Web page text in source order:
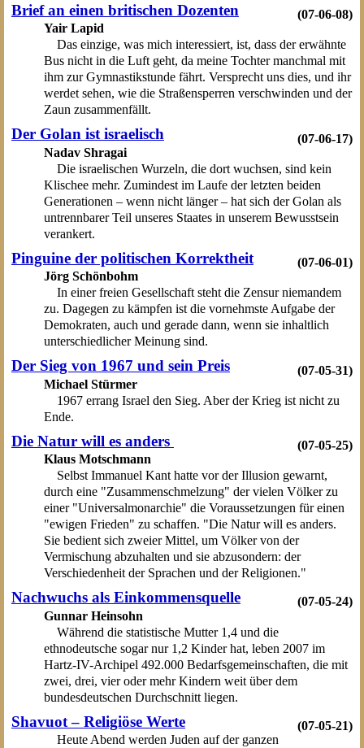
(07-06-08)
Brief an einen britischen Dozenten
Yair Lapid
Das einzige, was mich interessiert, ist, dass der erwähnte
Bus nicht in die Luft geht, da meine Tochter manchmal mit
ihm zur Gymnastikstunde fährt. Versprecht uns dies, und ihr
werdet sehen, wie die Straßensperren verschwinden und der
Zaun zusammenfällt.
(07-06-17)
Der Golan ist israelisch
Nadav Shragai
Die israelischen Wurzeln, die dort wuchsen, sind kein
Klischee mehr. Zumindest im Laufe der letzten beiden
Generationen – wenn nicht länger – hat sich der Golan als
untrennbarer Teil unseres Staates in unserem Bewusstsein
verankert.
(07-06-01)
Pinguine der politischen Korrektheit
Jörg Schönbohm
In einer freien Gesellschaft steht die Zensur niemandem
zu. Dagegen zu kämpfen ist die vornehmste Aufgabe der
Demokraten, auch und gerade dann, wenn sie inhaltlich
unterschiedlicher Meinung sind.
(07-05-31)
Der Sieg von 1967 und sein Preis
Michael Stürmer
1967 errang Israel den Sieg. Aber der Krieg ist nicht zu
Ende.
(07-05-25)
Die Natur will es anders
Klaus Motschmann
Selbst Immanuel Kant hatte vor der Illusion gewarnt,
durch eine "Zusammenschmelzung" der vielen Völker zu
einer "Universalmonarchie" die Voraussetzungen für einen
"ewigen Frieden" zu schaffen. "Die Natur will es anders.
Sie bedient sich zweier Mittel, um Völker von der
Vermischung abzuhalten und sie abzusondern: der
Verschiedenheit der Sprachen und der Religionen."
(07-05-24)
Nachwuchs als Einkommensquelle
Gunnar Heinsohn
Während die statistische Mutter 1,4 und die
ethnodeutsche sogar nur 1,2 Kinder hat, leben 2007 im
Hartz-IV-Archipel 492.000 Bedarfsgemeinschaften, die mit
zwei, drei, vier oder mehr Kindern weit über dem
bundesdeutschen Durchschnitt liegen.
(07-05-21)
Shavuot – Religiöse Werte
Heute Abend werden Juden auf der ganzen